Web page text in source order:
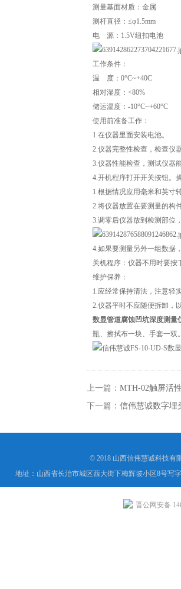
测量基面材质：金属
测杆直径：≤φ1.5mm
电 源：1.5V纽扣电池
工作条件：
温 度：0°C~+40C
相对湿度：<80%
储运温度：-10°C~+60°C
使用前准备工作：
1.在仪器里面安装电池。
2.仪器完整性检查，检查仪
3.仪器性能检查，测试仪器
4.开机程序打开开关按钮。
1.根据情况应用毫米和英寸
2.将仪器放置在要测量的构
3.调零后仪器放到检测部位
4.如果要测量另外一组数据
关机程序：仪器不用时要按
维护保养：
1.应经常保持清法，注意轻
2.仪器平时不应随便拆卸，
数显管道腐蚀凹坑深度测量
瓶、擦拭布一块、手套一双
上一篇： MTH-02触屏活
下一篇： 信伟慧诚数字埋
© 2018 山西信伟慧诚科技有
地址：山西省长治市城区西大街下梅辉坡小区8号写
晋公网安备